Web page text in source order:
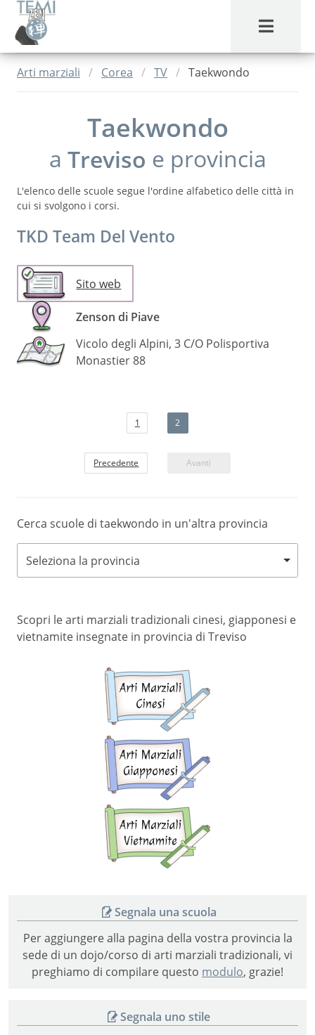
MENU
Arti marziali Corea TV Taekwondo
Taekwondo
a Treviso e provincia
L'elenco delle scuole segue l'ordine alfabetico delle città in
cui si svolgono i corsi.
TKD Team Del Vento
Sito web
Zenson di Piave
Vicolo degli Alpini, 3 C/O Polisportiva
Monastier 88
1 2
Precedente Avanti
Cerca scuole di taekwondo in un'altra provincia
Seleziona la provincia
Scopri le arti marziali tradizionali cinesi, giapponesi e
vietnamite insegnate in provincia di Treviso
marziali
marziali
marziali
Segnala una scuola
Per aggiungere alla pagina della vostra provincia la
sede di un dojo/corso di arti marziali tradizionali, vi
preghiamo di compilare questo modulo, grazie!
Segnala uno stile